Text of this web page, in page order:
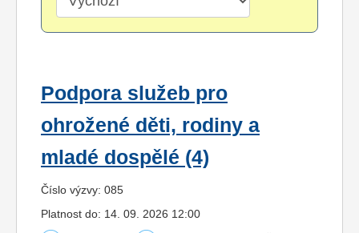
Podpora služeb pro
ohrožené děti, rodiny a
mladé dospělé (4)
Číslo výzvy: 085
Platnost do: 14. 09. 2026 12:00